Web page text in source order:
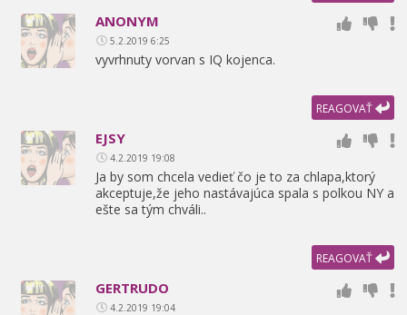
ANONYM
5.2.2019 6:25
vyvrhnuty vorvan s IQ kojenca.
REAGOVAŤ
EJSY
4.2.2019 19:08
Ja by som chcela vedieť čo je to za chlapa,ktorý
akceptuje,že jeho nastávajúca spala s polkou NY a
ešte sa tým chváli..
REAGOVAŤ
GERTRUDO
4.2.2019 19:04